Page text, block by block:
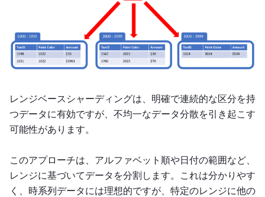
レンジベースシャーディングは、明確で連続的な区分を持
つデータに有効ですが、不均一なデータ分散を引き起こす
可能性があります。
このアプローチは、アルファベット順や日付の範囲など、
レンジに基づいてデータを分割します。これは分かりやす
く、時系列データには理想的ですが、特定のレンジに他の